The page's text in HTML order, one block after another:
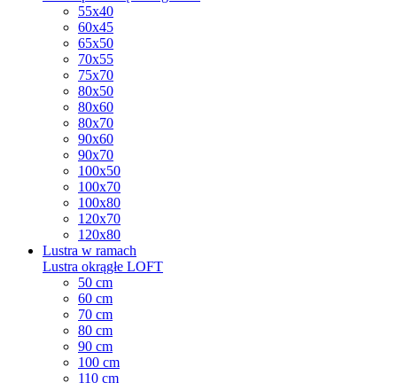
55x40
60x45
65x50
70x55
75x70
80x50
80x60
80x70
90x60
90x70
100x50
100x70
100x80
120x70
120x80
Lustra w ramach
Lustra okrągłe LOFT
50 cm
60 cm
70 cm
80 cm
90 cm
100 cm
110 cm